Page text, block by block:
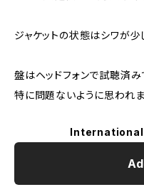
ジャケットの状態はシワが
盤はヘッドフォンで試聴済
特に問題ないように思われ